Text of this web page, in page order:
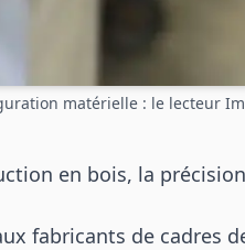
matérielle : le lecteur
en bois, la
fabricants de cadres